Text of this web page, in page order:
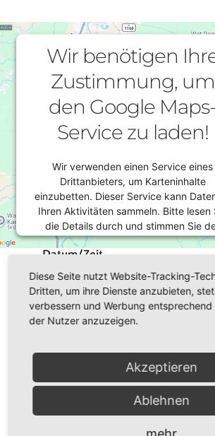
Wir benötigen
Zustimmung, um
den Google Maps-
Service zu laden!
Wir verwenden einen Service eines
Drittanbieters, um Karteninhalte
einzubetten. Dieser Service kann
Ihren Aktivitäten sammeln. Bitte lesen
die Details durch und stimmen Sie
Nutzung des Service zu, um diese
anzuzeigen.
Mehr Informationen
Usercentrics Consent
Management Platform
Datum/Zeit
01.02.2024
8:30 - 16:00
Plauen,Gemeindehaus der
Ausbildungskurs zur Erlangung der
Diese Seite nutzt Website-Tracking-
Dritten, um ihre Dienste anzubieten,
verbessern und Werbung
der Nutzer anzuzeigen.
Akzeptieren
Ablehnen